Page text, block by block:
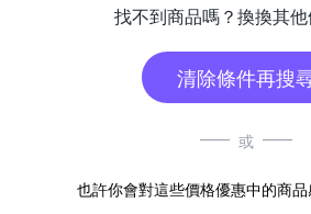
找不到商品嗎？換換其他
清除條件再搜
或
也許你會對這些價格優惠中的商品